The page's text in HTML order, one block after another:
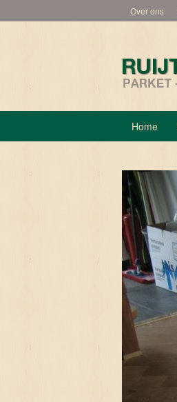
Over ons
Home